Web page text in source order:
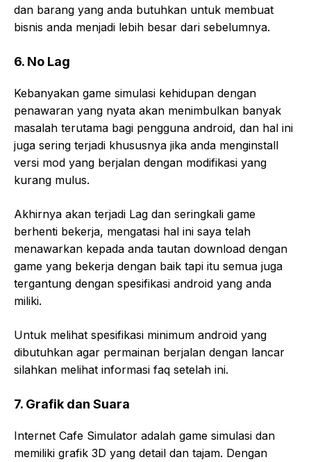
dan barang yang anda butuhkan untuk membuat
bisnis anda menjadi lebih besar dari sebelumnya.
6. No Lag
Kebanyakan game simulasi kehidupan dengan
penawaran yang nyata akan menimbulkan banyak
masalah terutama bagi pengguna android, dan hal ini
juga sering terjadi khususnya jika anda menginstall
versi mod yang berjalan dengan modifikasi yang
kurang mulus.
Akhirnya akan terjadi Lag dan seringkali game
berhenti bekerja, mengatasi hal ini saya telah
menawarkan kepada anda tautan download dengan
game yang bekerja dengan baik tapi itu semua juga
tergantung dengan spesifikasi android yang anda
miliki.
Untuk melihat spesifikasi minimum android yang
dibutuhkan agar permainan berjalan dengan lancar
silahkan melihat informasi faq setelah ini.
7. Grafik dan Suara
Internet Cafe Simulator adalah game simulasi dan
memiliki grafik 3D yang detail dan tajam. Dengan